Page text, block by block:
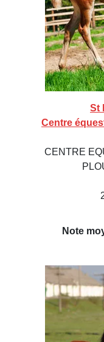
St
Centre
CENTRE
Note